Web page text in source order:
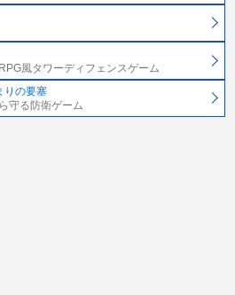
風タワーディフェンスゲーム
りの要塞
守る防衛ゲーム